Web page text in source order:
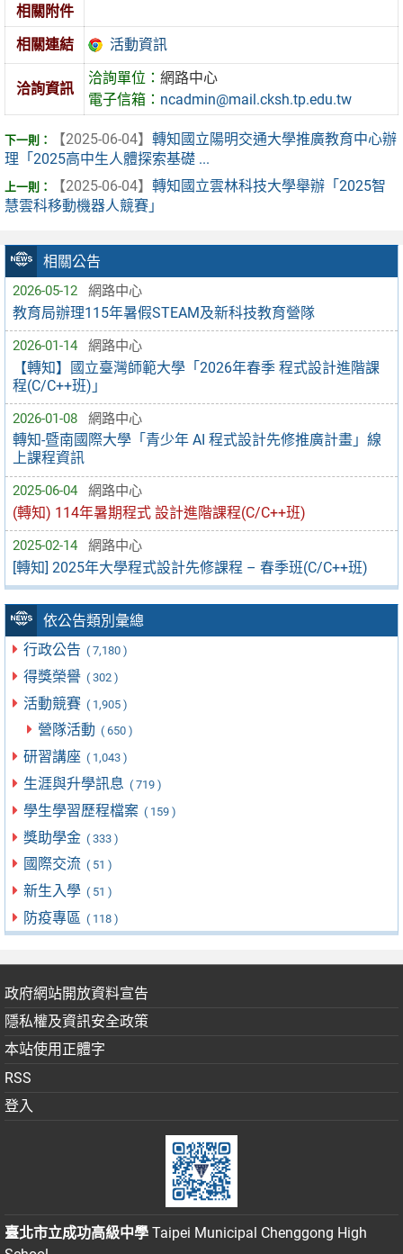
相關公告
2026-05-12 網路中心
教育局辦理115年暑假STEAM及新科技教育營隊
2026-01-14 網路中心
【轉知】國立臺灣師範大學「2026年春季 程式設計進階課
程(C/C++班)」
2026-01-08 網路中心
轉知-暨南國際大學「青少年 AI 程式設計先修推廣計畫」線
上課程資訊
2025-06-04 網路中心
(轉知) 114年暑期程式 設計進階課程(C/C++班)
2025-02-14 網路中心
[轉知] 2025年大學程式設計先修課程 – 春季班(C/C++班)
依公告類別彙總
行政公告 ( 7,180 )
得獎榮譽 ( 302 )
活動競賽 ( 1,905 )
營隊活動 ( 650 )
研習講座 ( 1,043 )
生涯與升學訊息 ( 719 )
學生學習歷程檔案 ( 159 )
獎助學金 ( 333 )
國際交流 ( 51 )
新生入學 ( 51 )
防疫專區 ( 118 )
相關附件
相關連結
活動資訊
洽詢資訊
洽詢單位：網路中心
電子信箱： ncadmin@mail.cksh.tp.edu.tw
【2025-06-04】 轉知國立陽明交通大學推廣教育中心辦
理「2025高中生人體探索基礎 ...
【2025-06-04】 轉知國立雲林科技大學舉辦「2025智
慧雲科移動機器人競賽」
政府網站開放資料宣告
隱私權及資訊安全政策
本站使用正體字
RSS
登入
臺北市立成功高級中學 Taipei Municipal Chenggong High